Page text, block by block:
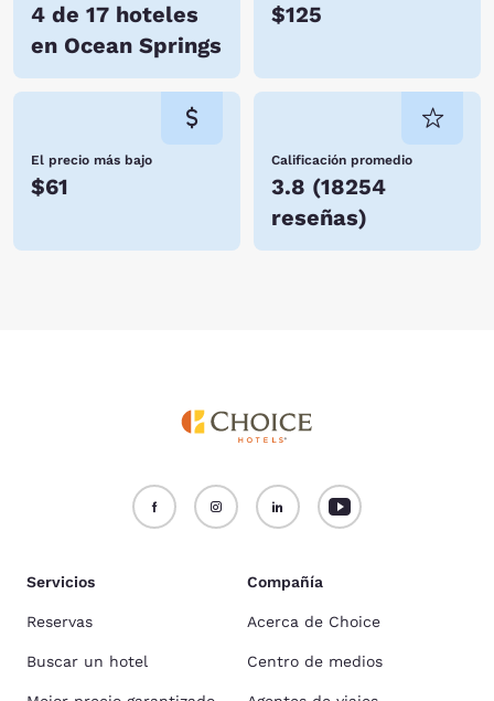
4 de 17 hoteles
en Ocean Springs
$125
El precio más bajo
$61
Calificación promedio
3.8 (18254
reseñas)
Servicios
Reservas
Buscar un hotel
Compañía
Acerca de Choice
Centro de medios